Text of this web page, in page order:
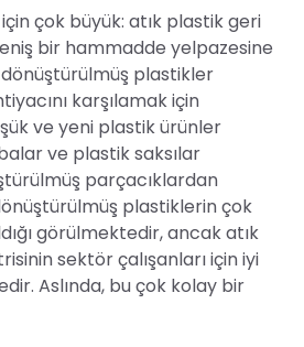
çok büyük: atık plastik geri
bir hammadde yelpazesine
plastikler
karşılamak için
ve yeni plastik ürünler
ve plastik saksılar
parçacıklardan
plastiklerin çok
görülmektedir, ancak atık
sektör çalışanları için iyi
Aslında, bu çok kolay bir